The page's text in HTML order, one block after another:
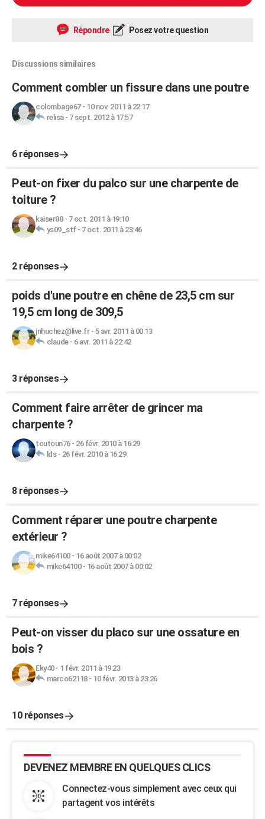
Répondre Posez votre question
Discussions similaires
Comment combler un fissure dans une poutre
colombage67- 10 nov. 2011 à 22:17
relisa- 7 sept. 2012 à 17:57
6 réponses
Peut-on fixer du palco sur une charpente de
toiture ?
kaiser88- 7 oct. 2011 à 19:10
ys09_stf- 7 oct. 2011 à 23:46
2 réponses
poids d'une poutre en chêne de 23,5 cm sur
19,5 cm long de 309,5
jnhuchez@live.fr- 5 avr. 2011 à 00:13
claude- 6 avr. 2011 à 22:42
3 réponses
Comment faire arrêter de grincer ma
charpente ?
toutoun76- 26 févr. 2010 à 16:29
lds- 26 févr. 2010 à 16:29
8 réponses
Comment réparer une poutre charpente
extérieur ?
mike64100- 16 août 2007 à 00:02
mike64100- 16 août 2007 à 00:02
7 réponses
Peut-on visser du placo sur une ossature en
bois ?
Eky40- 1 févr. 2011 à 19:23
marco62118- 10 févr. 2013 à 23:26
10 réponses
DEVENEZ MEMBRE EN QUELQUES CLICS
Connectez-vous simplement avec ceux qui
partagent vos intérêts